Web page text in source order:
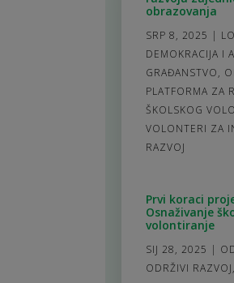
obrazovanja
SRP 8, 2025 |
DEMOKRACIJA I
GRAĐANSTVO,
PLATFORMA ZA
ŠKOLSKOG
VOLONTERI ZA
RAZVOJ
Prvi koraci
Osnaživanje
volontiranje
SIJ 28, 2025 |
ODRŽIVI RAZVOJ,